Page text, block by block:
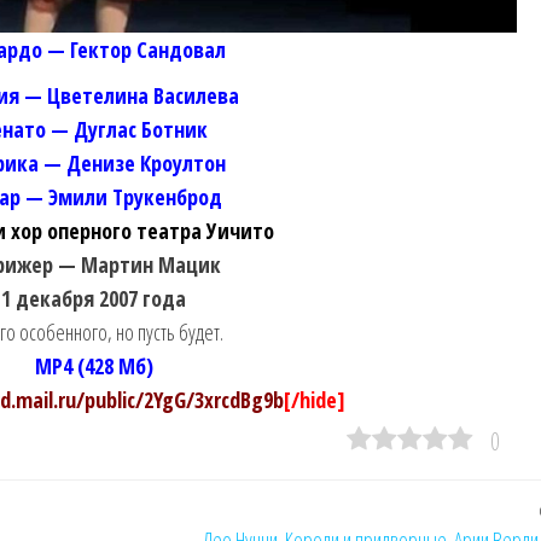
— Гектор Сандовал
— Цветелина Василева
— Дуглас Ботник
— Денизе Кроултон
— Эмили Трукенброд
хор оперного театра Уичито
— Мартин Мацик
1 декабря 2007 года
особенного, но пусть будет.
MP4 (428 Мб)
public/2YgG/3xrcdBg9b[/hide]
0